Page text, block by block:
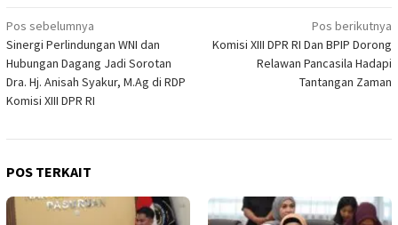
Navigasi
pos
Pos sebelumnya
Sinergi Perlindungan WNI dan
Hubungan Dagang Jadi Sorotan
Dra. Hj. Anisah Syakur, M.Ag di RDP
Komisi XIII DPR RI
Pos berikutnya
Komisi XIII DPR RI Dan BPIP Dorong
Relawan Pancasila Hadapi
Tantangan Zaman
POS TERKAIT